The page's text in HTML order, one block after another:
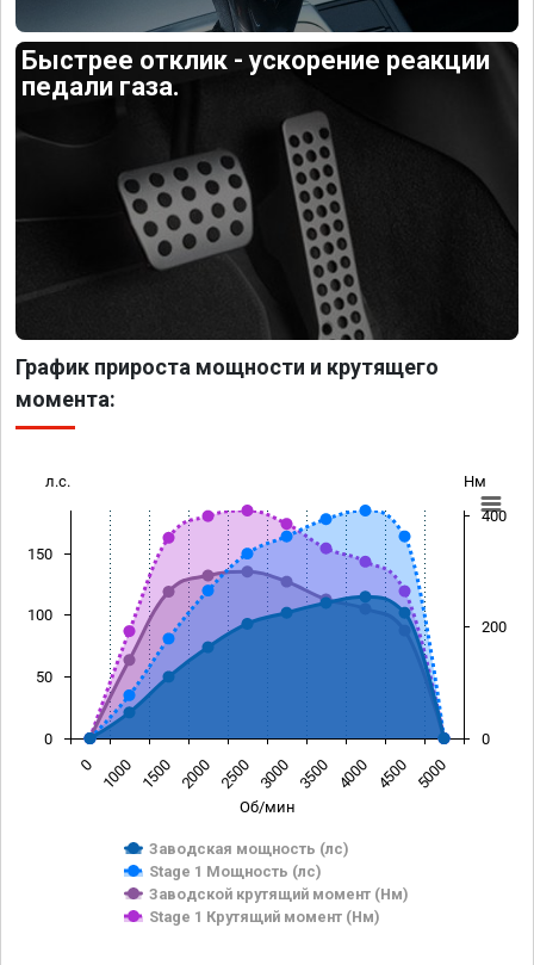
Быстрее отклик - ускорение реакции
педали газа.
График прироста мощности и крутящего
момента:
Об/мин
л.с. Нм
Заводская мощность (лс)
Stage 1 Мощность (лс)
Заводской крутящий момент (Нм)
Stage 1 Крутящий момент (Нм)
0 1000 1500 2000 2500 3000 3500 4000 4500 5000
0
50
100
150
0
200
400